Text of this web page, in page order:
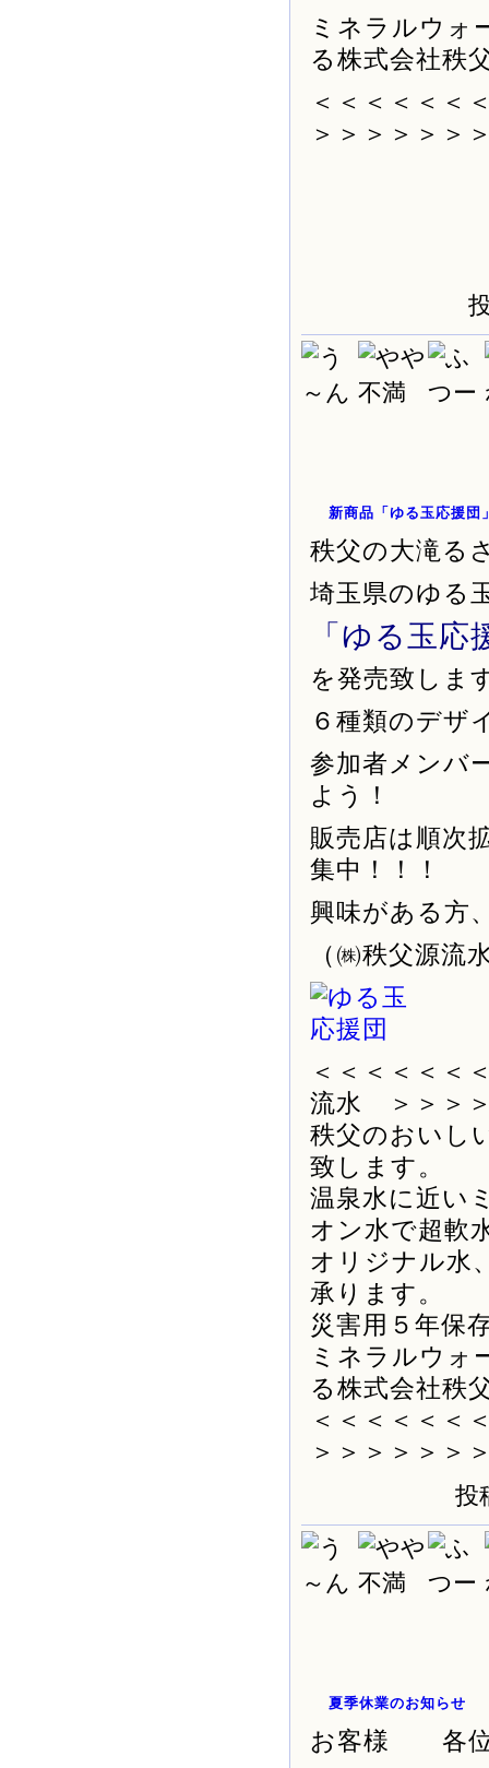
ミネラルウォ
る株式会社秩
＜＜＜＜＜＜
＞＞＞＞＞＞
新商品「ゆる玉応援団
秩父の大滝る
埼玉県のゆる
「ゆる玉応
を発売致しま
６種類のデザ
参加者メンバ
よう！
販売店は順次
集中！！！
興味がある方
（㈱秩父源
＜＜＜＜＜
流水 ＞＞＞
秩父のおいし
致します。
温泉水に近い
オン水で超軟
オリジナル水
承ります。
災害用５年保
ミネラルウォ
る株式会社秩
＜＜＜＜＜＜
＞＞＞＞＞＞
投
夏季休業のお知らせ
お客様 各